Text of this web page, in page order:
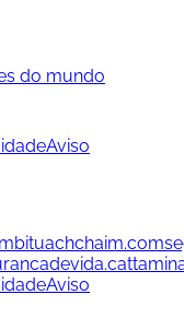
do mundo
Aviso
bituachchaim.com
Aviso